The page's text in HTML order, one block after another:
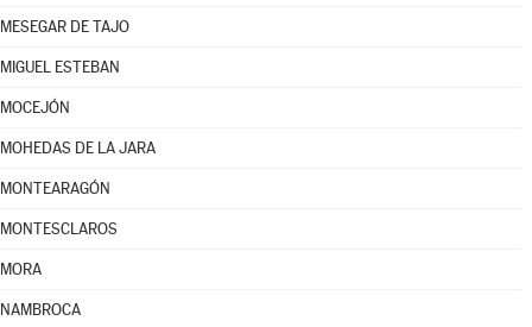
MESEGAR DE TAJO
MIGUEL ESTEBAN
MOCEJÓN
MOHEDAS DE LA JARA
MONTEARAGÓN
MONTESCLAROS
MORA
NAMBROCA